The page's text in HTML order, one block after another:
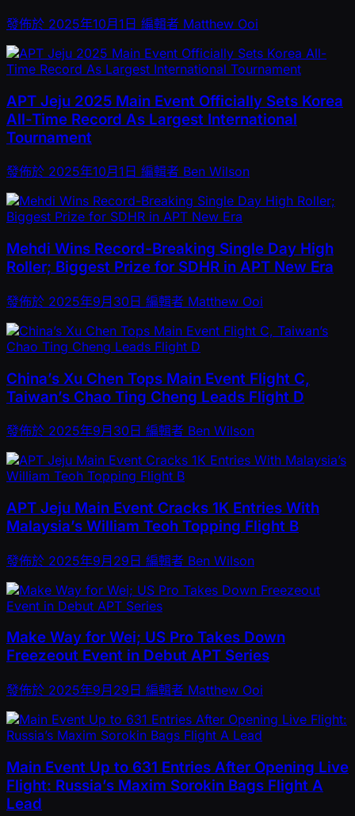
發佈於 2025年10月1日 編輯者 Matthew Ooi
APT Jeju 2025 Main Event Officially Sets Korea
All-Time Record As Largest International
Tournament
發佈於 2025年10月1日 編輯者 Ben Wilson
Mehdi Wins Record-Breaking Single Day High
Roller; Biggest Prize for SDHR in APT New Era
發佈於 2025年9月30日 編輯者 Matthew Ooi
China’s Xu Chen Tops Main Event Flight C,
Taiwan’s Chao Ting Cheng Leads Flight D
發佈於 2025年9月30日 編輯者 Ben Wilson
APT Jeju Main Event Cracks 1K Entries With
Malaysia’s William Teoh Topping Flight B
發佈於 2025年9月29日 編輯者 Ben Wilson
Make Way for Wei; US Pro Takes Down
Freezeout Event in Debut APT Series
發佈於 2025年9月29日 編輯者 Matthew Ooi
Main Event Up to 631 Entries After Opening Live
Flight: Russia’s Maxim Sorokin Bags Flight A
Lead